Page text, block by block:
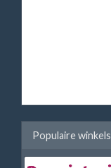
Populaire winkels